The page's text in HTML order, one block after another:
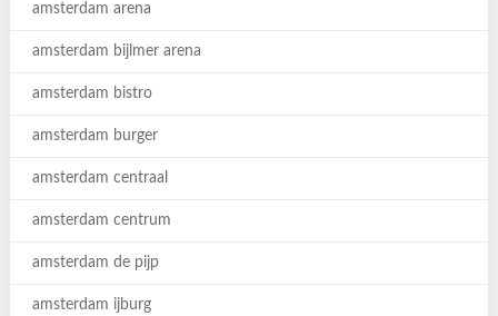
amsterdam arena
amsterdam bijlmer arena
amsterdam bistro
amsterdam burger
amsterdam centraal
amsterdam centrum
amsterdam de pijp
amsterdam ijburg